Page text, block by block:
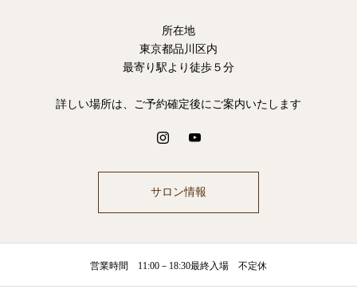
所在地
東京都品川区内
最寄り駅より徒歩５分
詳しい場所は、ご予約確定後にご案内いたします
サロン情報
営業時間 11:00－18:30最終入場 不定休